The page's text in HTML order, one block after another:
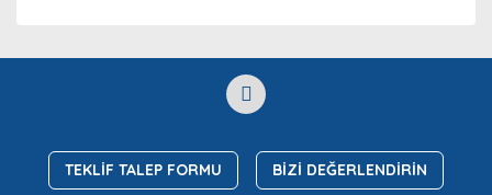
Yorum Yaz
Soru Sor
formunu kullanarak tarafımıza iletebilirsiniz.
Görüş ve önerileriniz için teşekkür ederiz.
Ürün açıklamasında eksik bilgiler bulunuyor.
TEKLİF TALEP FORMU BİZİ DEĞERLENDİRİN